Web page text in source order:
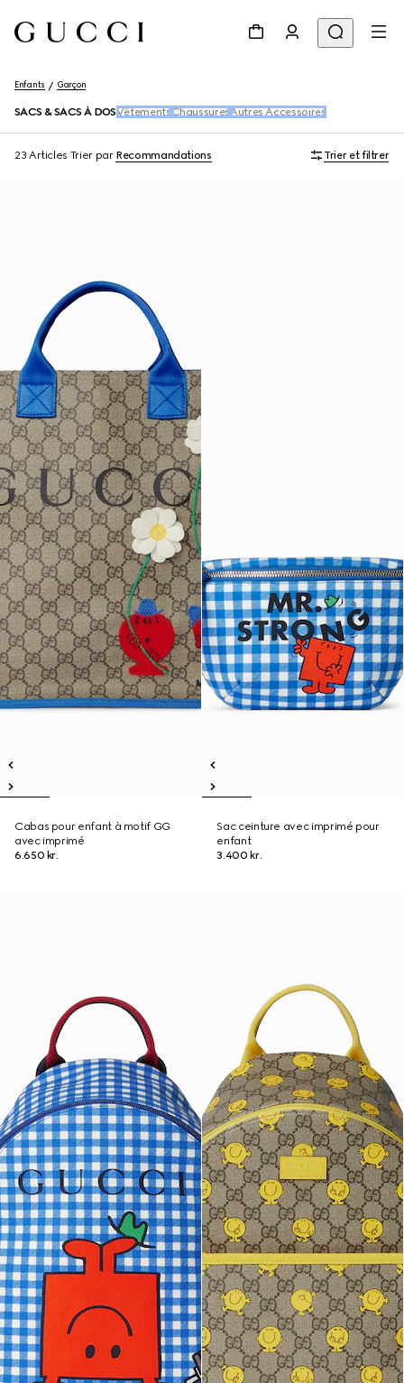
Enfants Garçon
SACS & SACS À DOS Vêtements Chaussures Autres Accessoires
23 Articles Trier par Recommandations Trier et filtrer
Cabas pour enfant à motif GG
avec imprimé
6.650 kr.
Sac ceinture avec imprimé pour
enfant
3.400 kr.